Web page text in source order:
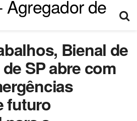
Agregador de
Bienal de
SP abre com
futuro